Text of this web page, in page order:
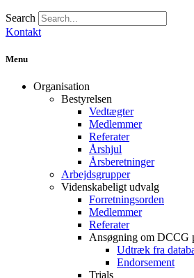
Search
Kontakt
Menu
Organisation
Bestyrelsen
Vedtægter
Medlemmer
Referater
Årshjul
Årsberetninger
Arbejdsgrupper
Videnskabeligt udvalg
Forretningsorden
Medlemmer
Referater
Ansøgning om DCCG
Udtræk fra
Endorsement
Trials